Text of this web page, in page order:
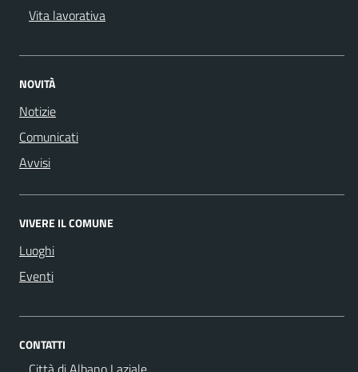
Vita lavorativa
NOVITÀ
Notizie
Comunicati
Avvisi
VIVERE IL COMUNE
Luoghi
Eventi
CONTATTI